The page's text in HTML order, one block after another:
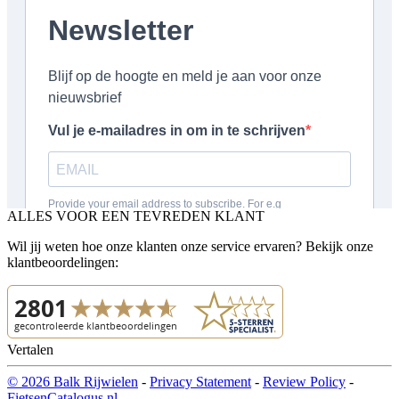
ALLES VOOR EEN TEVREDEN KLANT
Wil jij weten hoe onze klanten onze service ervaren? Bekijk onze
klantbeoordelingen:
Vertalen
© 2026 Balk Rijwielen - Privacy Statement - Review Policy -